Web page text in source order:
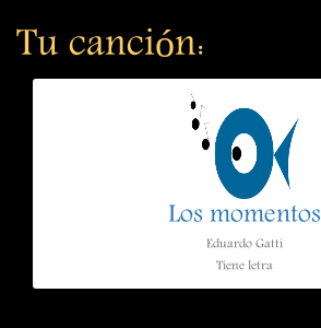
Tu canción:
Los momentos
Eduardo Gatti
Tiene letra